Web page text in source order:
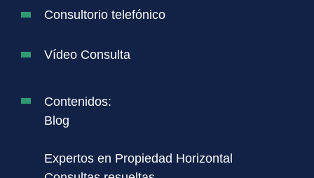
Consultorio telefónico
Vídeo Consulta
Contenidos:
Blog
Expertos en Propiedad Horizontal